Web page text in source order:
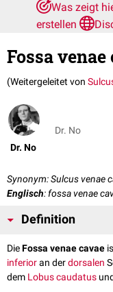
Was zeigt
erstellen
Fossa venae
(Weitergeleitet von
Dr. No
Dr. No
Synonym: Sulcus venae
Englisch: fossa venae
Definition
DieFossa venae cavae
inferioran derdorsalen
dem Lobus caudatus